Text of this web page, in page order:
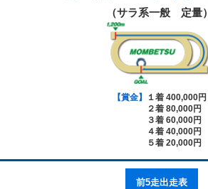
（サラ系一般 定量）
【賞金】
１着 400,000円
２着 80,000円
３着 60,000円
４着 40,000円
５着 20,000円
前5走出走表